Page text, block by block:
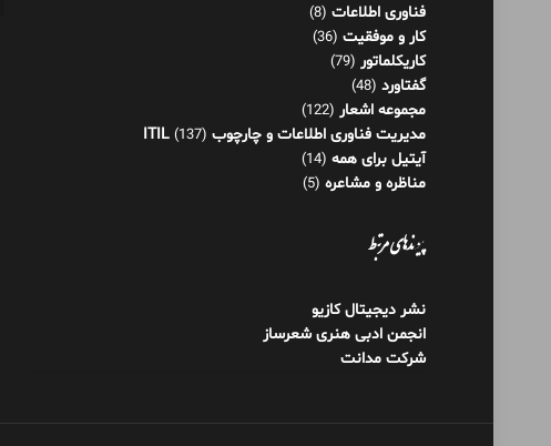
فناوری اطلاعات (8)
کار و موفقیت (36)
کاریکلماتور (79)
گفتاورد (48)
مجموعه اشعار (122)
مدیریت فناوری اطلاعات و چارچوب ITIL (137)
آیتیل برای همه (14)
مناظره و مشاعره (5)
پیوندهای مرتبط
نشر دیجیتال کازیو
انجمن ادبی هنری شعرساز
شرکت مدانت